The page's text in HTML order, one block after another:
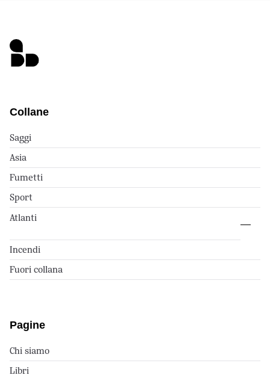
Collane
Saggi
Asia
Fumetti
Sport
Atlanti
Incendi
Fuori collana
Pagine
Chi siamo
Libri